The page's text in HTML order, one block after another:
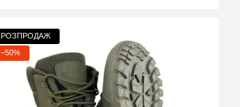
РОЗПРОДАЖ
−50%